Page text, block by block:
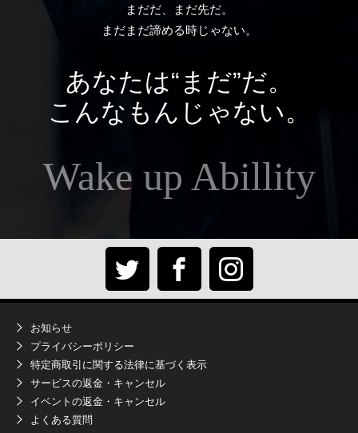
まだだ、まだ先だ。
まだまだ諦める時じゃない。
あなたは“まだ”だ。
こんなもんじゃない。
Wake up Abillity
お知らせ
プライバシーポリシー
特定商取引に関する法律に基づく表示
サービスの返金・キャンセル
イベントの返金・キャンセル
よくある質問